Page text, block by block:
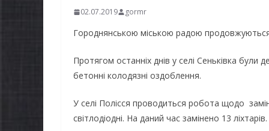
02.07.2019 gormr
Городнянською міською радою
Протягом останніх днів у селі Сеньківка були
бетонні колодязні оздоблення.
У селі Полісся проводиться робота щодо
світлодіодні. На даний час замінено 13 ліхтарів.